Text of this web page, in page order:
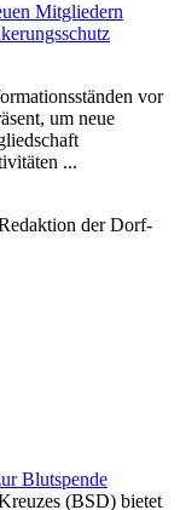
Mitgliedern
vor
um neue
...
der Dorf-
Blutspende
(BSD) bietet